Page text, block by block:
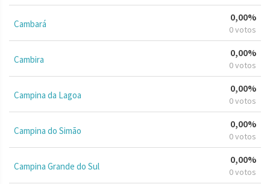
Cambará
0,00%
0 votos
Cambira
0,00%
0 votos
Campina da Lagoa
0,00%
0 votos
Campina do Simão
0,00%
0 votos
Campina Grande do Sul
0,00%
0 votos